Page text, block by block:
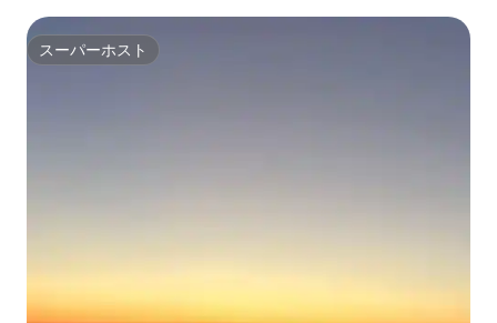
スーパーホスト
スーパーホスト